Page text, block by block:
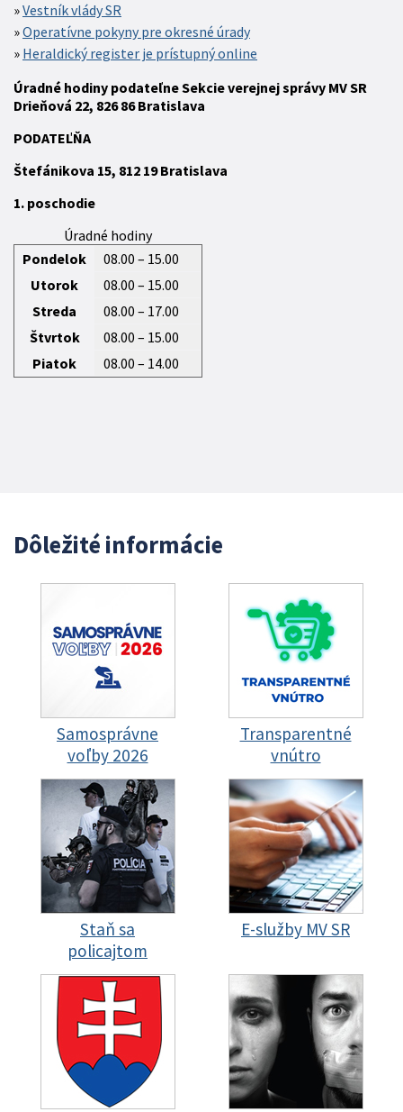
Vestník vlády SR
Operatívne pokyny pre okresné úrady
Heraldický register je prístupný online
Úradné hodiny podateľne Sekcie verejnej správy MV SR
Drieňová 22, 826 86 Bratislava
PODATEĽŇA
Štefánikova 15, 812 19Bratislava
1. poschodie
Úradné hodiny
Pondelok
08.00 – 15.00
Utorok
08.00 – 15.00
Streda
08.00 – 17.00
Štvrtok
08.00 – 15.00
Piatok
08.00 – 14.00
Dôležité informácie
Samosprávne
voľby 2026
Transparentné
vnútro
Staň sa
policajtom
E-služby MV SR